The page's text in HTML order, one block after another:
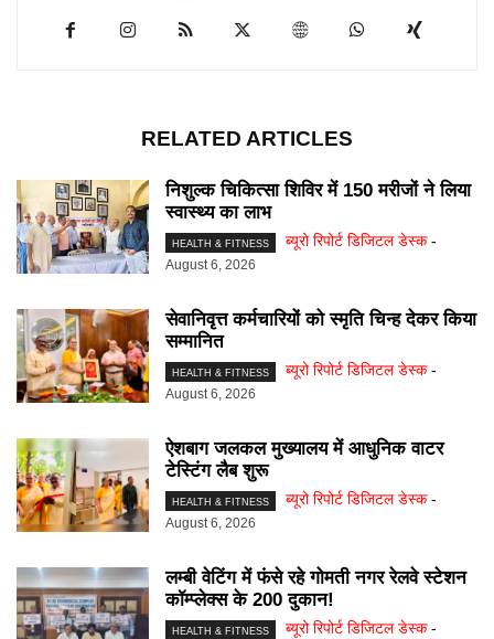
RELATED ARTICLES
निशुल्क चिकित्सा शिविर में 150 मरीजों ने लिया
स्वास्थ्य का लाभ
HEALTH & FITNESS ब्यूरो रिपोर्ट डिजिटल डेस्क -
August 6, 2026
सेवानिवृत्त कर्मचारियों को स्मृति चिन्ह देकर किया
सम्मानित
HEALTH & FITNESS ब्यूरो रिपोर्ट डिजिटल डेस्क -
August 6, 2026
ऐशबाग जलकल मुख्यालय में आधुनिक वाटर
टेस्टिंग लैब शुरू
HEALTH & FITNESS ब्यूरो रिपोर्ट डिजिटल डेस्क -
August 6, 2026
लम्बी वेटिंग में फंसे रहे गोमती नगर रेलवे स्टेशन
कॉम्प्लेक्स के 200 दुकान!
HEALTH & FITNESS ब्यूरो रिपोर्ट डिजिटल डेस्क -